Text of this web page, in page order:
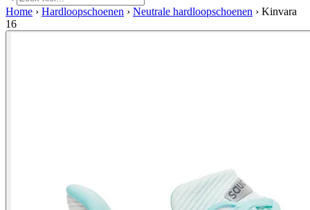
Home › Hardloopschoenen › Neutrale hardloopschoenen › Kinvara
16